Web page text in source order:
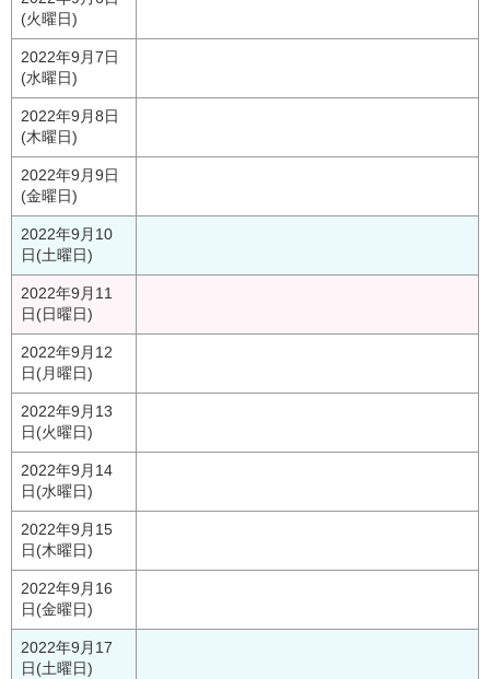
(火曜日)
2022年9月7日
(水曜日)
2022年9月8日
(木曜日)
2022年9月9日
(金曜日)
2022年9月10
日(土曜日)
2022年9月11
日(日曜日)
2022年9月12
日(月曜日)
2022年9月13
日(火曜日)
2022年9月14
日(水曜日)
2022年9月15
日(木曜日)
2022年9月16
日(金曜日)
2022年9月17
日(土曜日)